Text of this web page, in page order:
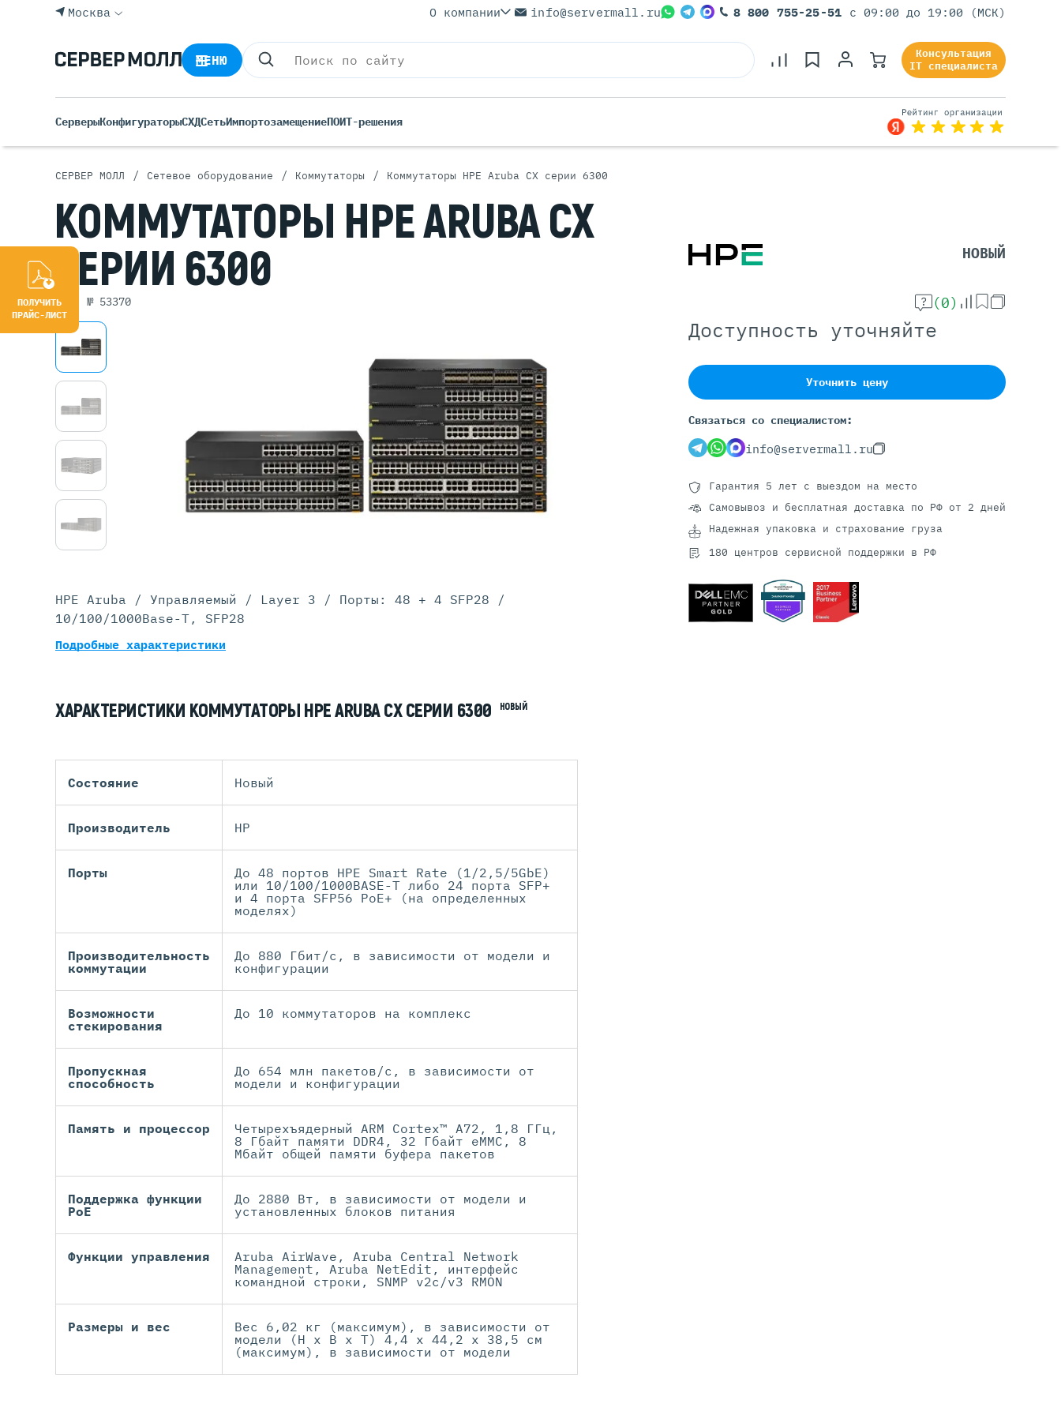
Rack Серверы
Tower Серверы
Серверы Lenovo
Серверы XFusion
Серверы Huawei Atlas
Серверы DELL
DELL G17
DELL G16
DELL G15
DELL G14
Серверы HP
HPE Gen12
HPE Gen11
HPE Gen10 Plus
HPE Gen10
С GPU AMD
С 4 GPU
С 8 GPU
Москва О компании info@servermall.ru 8 800 755-25-51 с 09:00 до 19:00 (МСК)
МЕНЮ
Консультация
IT специалиста
СерверыКонфигураторыСХДСетьИмпортозамещениеПОИТ-решения
СЕРВЕР МОЛЛ / Сетевое оборудование / Коммутаторы / Коммутаторы HPE Aruba CX серии 6300
КОММУТАТОРЫ HPE ARUBA CX
СЕРИИ 6300
арт. № 53370
НОВЫЙ
(0)
Доступность уточняйте
Уточнить цену
Связаться со специалистом:
info@servermall.ru
Гарантия 5 лет с выездом на место
Самовывоз и бесплатная доставка по РФ от 2 дней
Надежная упаковка и страхование груза
180 центров сервисной поддержки в РФ
HPE Aruba / Управляемый / Layer 3 / Порты: 48 + 4 SFP28 /
10/100/1000Base-T, SFP28
Подробные характеристики
ХАРАКТЕРИСТИКИ КОММУТАТОРЫ HPE ARUBA CX СЕРИИ 6300 НОВЫЙ
Состояние Новый
Производитель HP
Порты
До 48 портов HPE Smart Rate (1/2,5/5GbE)
или 10/100/1000BASE-T либо 24 порта SFP+
и 4 порта SFP56 PoE+ (на определенных
моделях)
Производительность
коммутации
До 880 Гбит/с, в зависимости от модели и
конфигурации
Возможности
стекирования
До 10 коммутаторов на комплекс
Пропускная
способность
До 654 млн пакетов/с, в зависимости от
модели и конфигурации
Память и процессор
Четырехъядерный ARM Cortex™ A72, 1,8 ГГц,
8 Гбайт памяти DDR4, 32 Гбайт eMMC, 8
Мбайт общей памяти буфера пакетов
Поддержка функции
PoE
До 2880 Вт, в зависимости от модели и
установленных блоков питания
Функции управления
Aruba AirWave, Aruba Central Network
Management, Aruba NetEdit, интерфейс
командной строки, SNMP v2c/v3 RMON
Размеры и вес
Вес 6,02 кг (максимум), в зависимости от
модели (H x B x T) 4,4 x 44,2 x 38,5 см
(максимум), в зависимости от модели
ПОЛУЧИТЬ
ПРАЙС-ЛИСТ